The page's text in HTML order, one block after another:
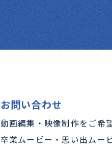
お問い合わせ
動画編集・映像制作をご希
卒業ムービー・思い出ムー